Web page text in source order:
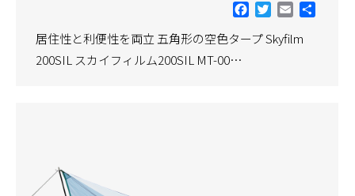
Facebook
Twitter
Email
居住性と利便性を両立 五角形の空色タープ Skyfilm
200SIL スカイフィルム200SIL MT-00…